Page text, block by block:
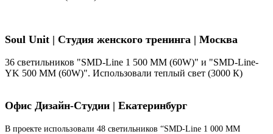
Soul Unit | Студия женского тренинга | Москва
36 светильников "SMD-Line 1 500 ММ (60W)" и "SMD-Line-
YK 500 ММ (60W)". Использовали теплый свет (3000 К)
Офис Дизайн-Студии | Екатеринбург
В проекте использовали 48 светильников “SMD-Line 1 000 ММ